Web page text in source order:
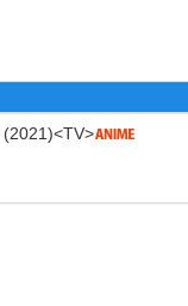
2021 TV